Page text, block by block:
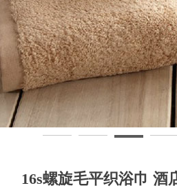
16s螺旋毛平织浴巾 酒